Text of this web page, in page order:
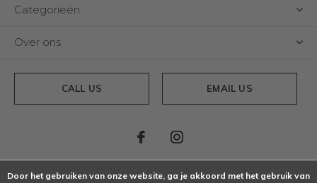
Categorieën
Over ons
CALL US EMAIL US
Door het gebruiken van onze website, ga je akkoord met het gebruik van